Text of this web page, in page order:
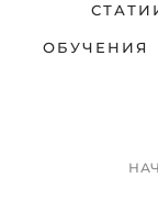
ОБУЧЕНИЯ